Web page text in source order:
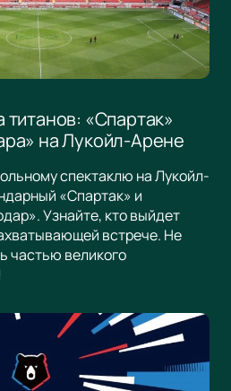
«Спартак»
на Лукойл-Арене
спектаклю на Лукойл-
«Спартак» и
Узнайте, кто выйдет
встрече. Не
частью великого